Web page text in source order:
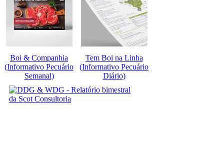
Boi & Companhia
(Informativo Pecuário
Semanal)
Tem Boi na Linha
(Informativo Pecuário
Diário)